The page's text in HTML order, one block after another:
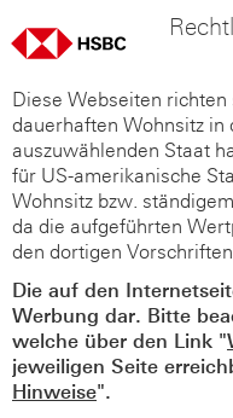
Diese Webseiten
dauerhaften Wohnsitz in
auszuwählenden Staat
für US-amerikanische
Wohnsitz bzw.
da die aufgeführten
den dortigen
Die auf den
Werbung dar. Bitte
welche über den Link "
jeweiligen Seite
Hinweise".